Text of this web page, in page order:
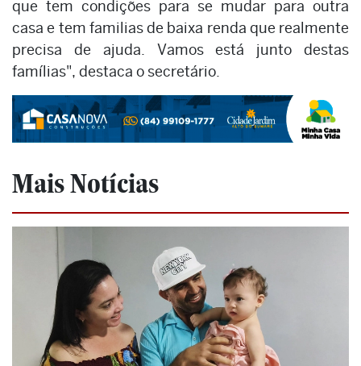
que tem condições para se mudar para outra
casa e tem familias de baixa renda que realmente
precisa de ajuda. Vamos está junto destas
famílias", destaca o secretário.
Mais Notícias